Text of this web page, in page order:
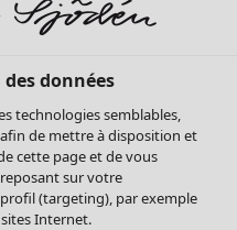
données
technologies semblables,
de mettre à disposition et
cette page et de vous
sur votre
(targeting), par exemple
sites Internet.